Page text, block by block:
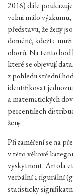
2016) dále
velmi málo
představu, že ženy
doméně, kdežto
oborů. Na tento bod
které se objevují
z pohledu střední
identifikovat
a matematických
percentilech
ženy.
Při zaměření se na
v této věkové
vyskytnout. Artola
verbální a figurální
statisticky